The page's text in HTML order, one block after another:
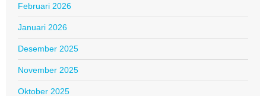
Februari 2026
Januari 2026
Desember 2025
November 2025
Oktober 2025